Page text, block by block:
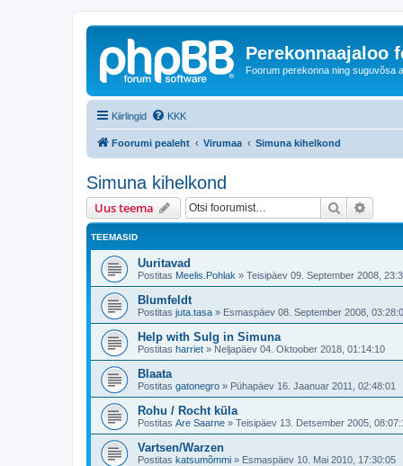
Perekonnaajaloo
Foorum perekonna ning suguvõsa
Kiirlingid KKK
Foorumi pealeht Virumaa Simuna kihelkond
Simuna kihelkond
Uus teema Otsi
TEEMASID
Uuritavad
Postitas Meelis.Pohlak » Teisipäev 09. September 2008,
Blumfeldt
Postitas juta.tasa » Esmaspäev 08. September 2008,
Help with Sulg in Simuna
Postitas harriet » Neljapäev 04. Oktoober 2018, 01:14:10
Blaata
Postitas gatonegro » Pühapäev 16. Jaanuar 2011, 02:48:01
Rohu / Rocht küla
Postitas Are Saarne » Teisipäev 13. Detsember 2005,
Vartsen/Warzen
Postitas katsumõmmi » Esmaspäev 10. Mai 2010, 17:30:05